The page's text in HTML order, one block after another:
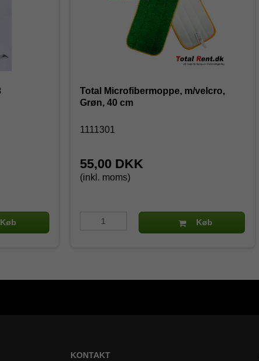
Køb
Total Microfibermoppe, m/velcro,
Grøn, 40 cm
1111301
55,00 DKK
(inkl. moms)
Køb
KONTAKT